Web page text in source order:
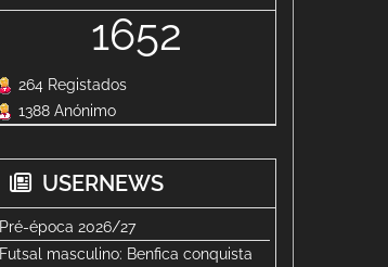
1652
264 Registados
1388 Anónimo
USERNEWS
Pré-época 2026/27
Futsal masculino: Benfica conquista